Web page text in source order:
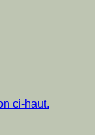
ci-haut.